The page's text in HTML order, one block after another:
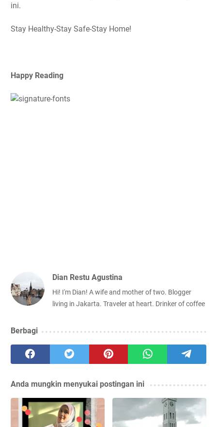
ini.
Stay Healthy-Stay Safe-Stay Home!
Happy Reading
Dian Restu Agustina
Hi! I'm Dian! A wife and mother of two. Blogger
living in Jakarta. Traveler at heart. Drinker of coffee
Berbagi
Anda mungkin menyukai postingan ini